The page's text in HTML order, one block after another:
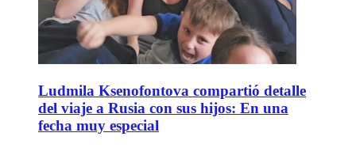
Ludmila Ksenofontova compartió detalle
del viaje a Rusia con sus hijos: En una
fecha muy especial